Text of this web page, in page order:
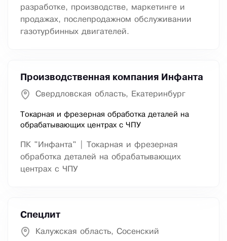
разработке, производстве, маркетинге и
продажах, послепродажном обслуживании
газотурбинных двигателей.
Производственная компания Инфанта
Свердловская область, Екатеринбург
Токарная и фрезерная обработка деталей на
обрабатывающих центрах с ЧПУ
ПК "Инфанта" | Токарная и фрезерная
обработка деталей на обрабатывающих
центрах с ЧПУ
Спецлит
Калужская область, Сосенский